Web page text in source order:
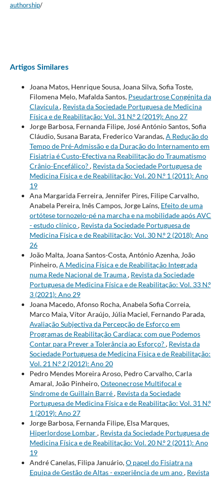
authorship/
Artigos Similares
Joana Matos, Henrique Sousa, Joana Silva, Sofia Toste,
Filomena Melo, Mafalda Santos, Pseudartrose Congénita da
Clavícula, Revista da Sociedade Portuguesa de Medicina
Física e de Reabilitação: Vol. 31 N.º 2 (2019): Ano 27
Jorge Barbosa, Fernanda Filipe, José António Santos, Sofia
Cláudio, Susana Barata, Frederico Varandas,A Redução do
Tempo de Pré-Admissão e da Duração do Internamento em
Fisiatria é Custo-Efectiva na Reabilitação do Traumatismo
Crânio-Encefálico?, Revista da Sociedade Portuguesa de
Medicina Física e de Reabilitação: Vol. 20 N.º 1 (2011): Ano
19
Ana Margarida Ferreira, Jennifer Pires, Filipe Carvalho,
Anabela Pereira, Inês Campos, Jorge Laíns, Efeito de uma
ortótese tornozelo-pé na marcha e na mobilidade após AVC
- estudo clínico, Revista da Sociedade Portuguesa de
Medicina Física e de Reabilitação: Vol. 30 N.º 2 (2018): Ano
26
João Malta, Joana Santos-Costa, António Azenha, João
Pinheiro,A Medicina Física e de Reabilitação Integrada
numa Rede Nacional de Trauma, Revista da Sociedade
Portuguesa de Medicina Física e de Reabilitação: Vol. 33 N.º
3 (2021): Ano 29
Joana Macedo, Afonso Rocha, Anabela Sofia Correia,
Marco Maia, Vítor Araújo, Júlia Maciel, Fernando Parada,
Avaliação Subjectiva da Percepção de Esforço em
Programas de Reabilitação Cardíaca: com que Podemos
Contar para Prever a Tolerância ao Esforço?, Revista da
Sociedade Portuguesa de Medicina Física e de Reabilitação:
Vol. 21 N.º 2 (2012): Ano 20
Pedro Mendes Moreira Aroso, Pedro Carvalho, Carla
Amaral, João Pinheiro,Osteonecrose Multifocal e
Síndrome de Guillain Barré, Revista da Sociedade
Portuguesa de Medicina Física e de Reabilitação: Vol. 31 N.º
1 (2019): Ano 27
Jorge Barbosa, Fernanda Filipe, Elsa Marques,
Hiperlordose Lombar, Revista da Sociedade Portuguesa de
Medicina Física e de Reabilitação: Vol. 20 N.º 2 (2011): Ano
19
André Canelas, Filipa Januário,O papel do Fisiatra na
Equipa de Gestão de Altas - experiência de um ano, Revista